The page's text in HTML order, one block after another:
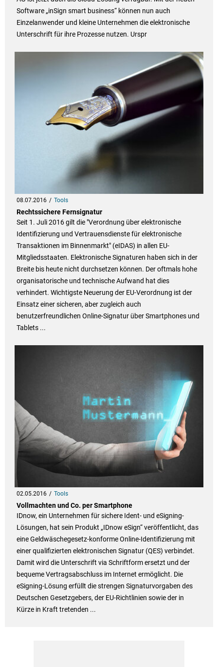
Software „inSign smart business“ können nun auch
Einzelanwender und kleine Unternehmen die elektronische
Unterschrift für ihre Prozesse nutzen. Urspr
08.07.2016 Tools
Rechtssichere Fernsignatur
Seit 1. Juli 2016 gilt die "Verordnung über elektronische
Identifizierung und Vertrauensdienste für elektronische
Transaktionen im Binnenmarkt" (eIDAS) in allen EU-
Mitgliedsstaaten. Elektronische Signaturen haben sich in der
Breite bis heute nicht durchsetzen können. Der oftmals hohe
organisatorische und technische Aufwand hat dies
verhindert. Wichtigste Neuerung der EU-Verordnung ist der
Einsatz einer sicheren, aber zugleich auch
benutzerfreundlichen Online-Signatur über Smartphones und
Tablets ...
02.05.2016 Tools
Vollmachten und Co. per Smartphone
IDnow, ein Unternehmen für sichere Ident- und eSigning-
Lösungen, hat sein Produkt „IDnow eSign“ veröffentlicht, das
eine Geldwäschegesetz-konforme Online-Identifizierung mit
einer qualifizierten elektronischen Signatur (QES) verbindet.
Damit wird die Unterschrift via Schriftform ersetzt und der
bequeme Vertragsabschluss im Internet ermöglicht. Die
eSigning-Lösung erfüllt die strengen Signaturvorgaben des
Deutschen Gesetzgebers, der EU-Richtlinien sowie der in
Kürze in Kraft tretenden ...